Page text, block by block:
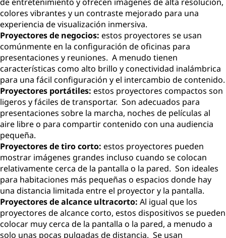
colores vibrantes y un contraste mejorado para una
experiencia de visualización inmersiva.
Proyectores de negocios: estos proyectores se usan
comúnmente en la configuración de oficinas para
presentaciones y reuniones. A menudo tienen
características como alto brillo y conectividad inalámbrica
para una fácil configuración y el intercambio de contenido.
Proyectores portátiles: estos proyectores compactos son
ligeros y fáciles de transportar. Son adecuados para
presentaciones sobre la marcha, noches de películas al
aire libre o para compartir contenido con una audiencia
pequeña.
Proyectores de tiro corto: estos proyectores pueden
mostrar imágenes grandes incluso cuando se colocan
relativamente cerca de la pantalla o la pared. Son ideales
para habitaciones más pequeñas o espacios donde hay
una distancia limitada entre el proyector y la pantalla.
Proyectores de alcance ultracorto: Al igual que los
proyectores de alcance corto, estos dispositivos se pueden
colocar muy cerca de la pantalla o la pared, a menudo a
solo unas pocas pulgadas de distancia. Se usan